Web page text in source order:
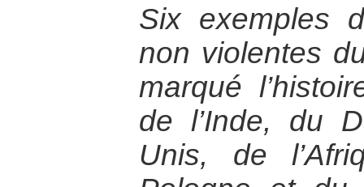
Six exemples
non violentes
marqué
de l’Inde, du
Unis, de